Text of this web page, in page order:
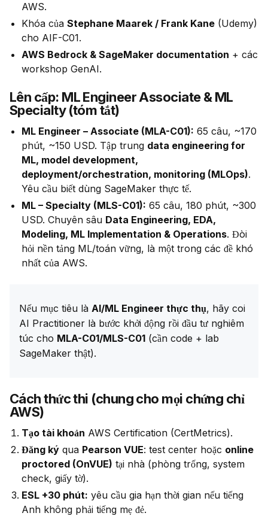
AWS.
Khóa của Stephane Maarek / Frank Kane (Udemy)
cho AIF-C01.
AWS Bedrock & SageMaker documentation + các
workshop GenAI.
Lên cấp: ML Engineer Associate & ML
Specialty (tóm tắt)
ML Engineer – Associate (MLA-C01): 65 câu, ~170
phút, ~150 USD. Tập trung data engineering for
ML, model development,
deployment/orchestration, monitoring (MLOps).
Yêu cầu biết dùng SageMaker thực tế.
ML – Specialty (MLS-C01): 65 câu, 180 phút, ~300
USD. Chuyên sâu Data Engineering, EDA,
Modeling, ML Implementation & Operations. Đòi
hỏi nền tảng ML/toán vững, là một trong các đề khó
nhất của AWS.
Nếu mục tiêu là AI/ML Engineer thực thụ, hãy coi
AI Practitioner là bước khởi động rồi đầu tư nghiêm
túc cho MLA-C01/MLS-C01 (cần code + lab
SageMaker thật).
Cách thức thi (chung cho mọi chứng chỉ
AWS)
Tạo tài khoản AWS Certification (CertMetrics).
Đăng ký qua Pearson VUE: test center hoặc online
proctored (OnVUE) tại nhà (phòng trống, system
check, giấy tờ).
ESL +30 phút: yêu cầu gia hạn thời gian nếu tiếng
Anh không phải tiếng mẹ đẻ.